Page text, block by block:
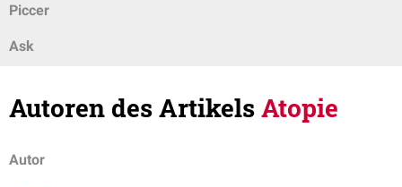
Piccer
Ask
Autoren des ArtikelsAtopie
Autor